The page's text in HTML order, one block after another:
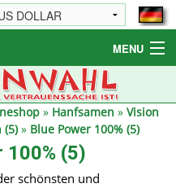
MENU
» Hanfsamen » Vision
(5)» Blue Power 100% (5)
100% (5)
schönsten und